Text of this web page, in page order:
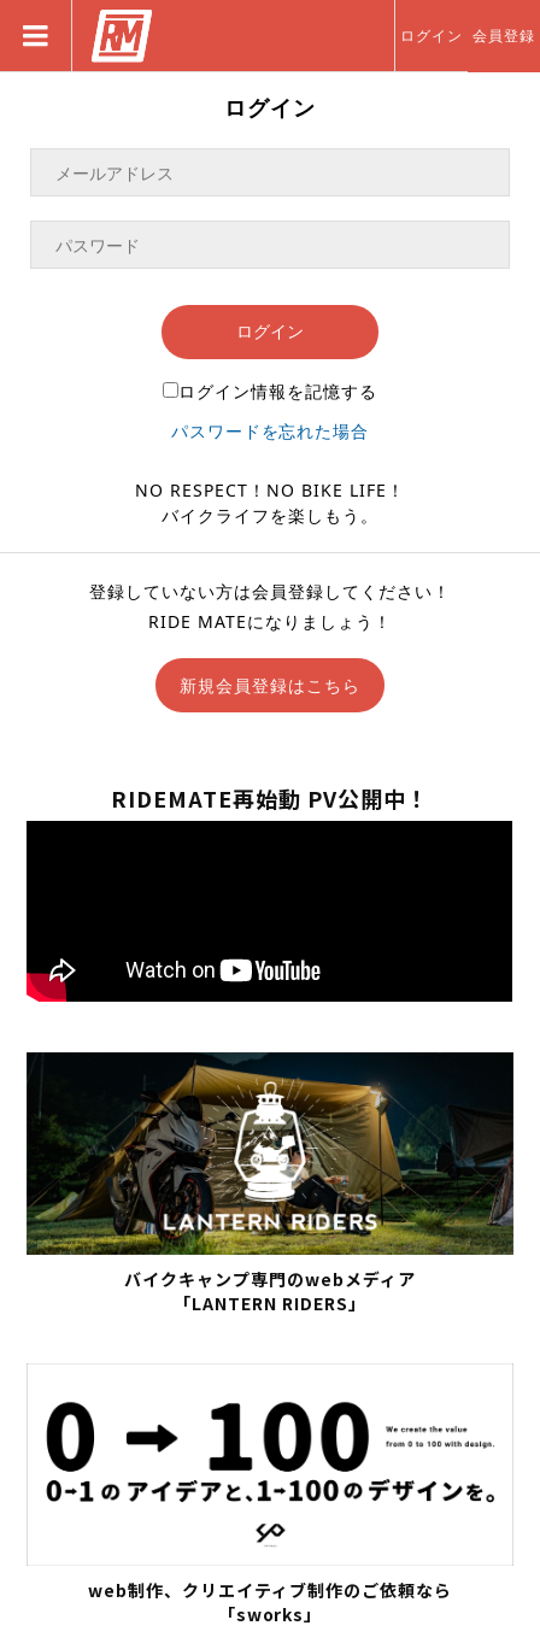
ログイン 会員登録
ログイン
ログイン
ログイン情報を記憶する
パスワードを忘れた場合
NO RESPECT！NO BIKE LIFE！
バイクライフを楽しもう。
登録していない方は会員登録してください！
RIDE MATEになりましょう！
新規会員登録はこちら
RIDEMATE再始動 PV公開中！
バイクキャンプ専門のwebメディア
「LANTERN RIDERS」
web制作、クリエイティブ制作のご依頼なら
「sworks」